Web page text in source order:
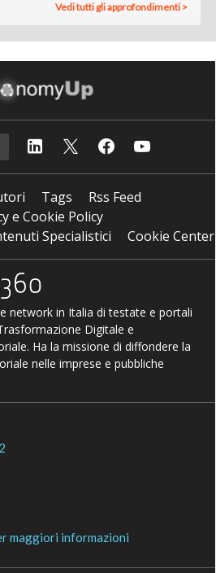
Vedi tutti gli approfondimenti >
Tags
Rss Feed
e Cookie Policy
Specialistici
Cookie Center
network in Italia di testate e portali
Digitale e
Ha la missione di diffondere la
nelle imprese e pubbliche
maggiori informazioni